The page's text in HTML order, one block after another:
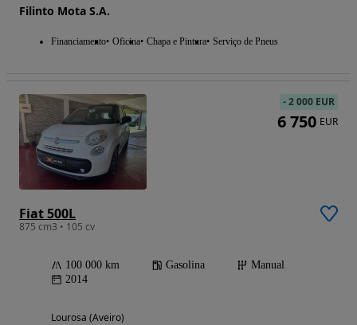
Filinto Mota S.A.
Financiamento Oficina Chapa e Pintura Serviço de Pneus
Fiat 500L
875 cm3 • 105 cv
100 000 km Gasolina
Manual
2014
Lourosa (Aveiro)
-2 000 EUR
6 750 EUR